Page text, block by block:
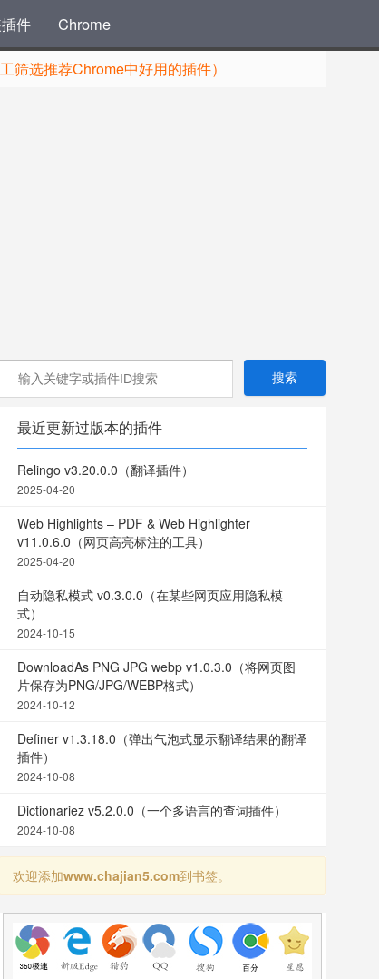
件 Chrome
筛选推荐Chrome中好用的插件）
最近更新过版本的插件
Relingo v3.20.0.0（翻译插件）
2025-04-20
Web Highlights – PDF & Web Highlighter
v11.0.6.0（网页高亮标注的工具）
2025-04-20
自动隐私模式 v0.3.0.0（在某些网页应用隐私模
式）
2024-10-15
DownloadAs PNG JPG webp v1.0.3.0（将网页图
片保存为PNG/JPG/WEBP格式）
2024-10-12
Definer v1.3.18.0（弹出气泡式显示翻译结果的翻译
插件）
2024-10-08
Dictionariez v5.2.0.0（一个多语言的查词插件）
2024-10-08
欢迎添加www.chajian5.com到书签。